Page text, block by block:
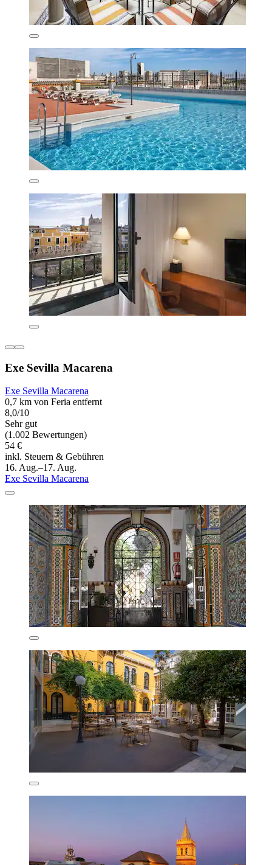
Exe Sevilla Macarena
Exe Sevilla Macarena
0,7 km von Feria entfernt
8,0/10
Sehr gut
(1.002 Bewertungen)
54 €
inkl. Steuern & Gebühren
16. Aug.–17. Aug.
Exe Sevilla Macarena